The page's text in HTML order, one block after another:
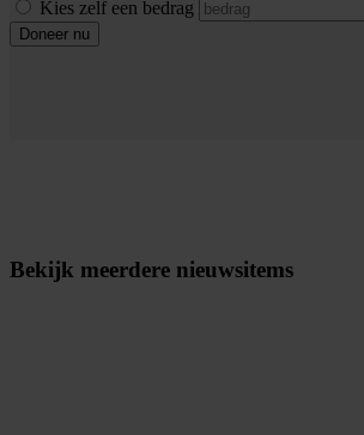
Kies zelf een bedrag
Doneer nu
Bekijk meerdere nieuwsitems